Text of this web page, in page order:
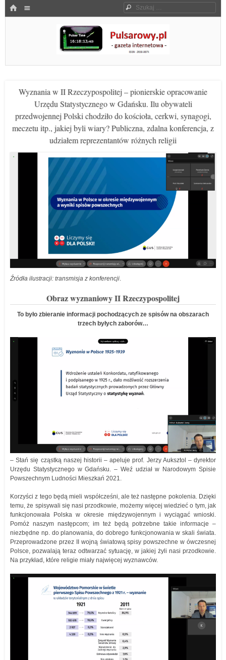
HOME Szukaj
Pulsarowy.pl
Wyznania w II Rzeczypospolitej – pionierskie opracowanie
Urzędu Statystycznego w Gdańsku. Ilu obywateli
przedwojennej Polski chodziło do kościoła, cerkwi, synagogi,
meczetu itp., jakiej byli wiary? Publiczna, zdalna konferencja, z
udziałem reprezentantów różnych religii
Źródła ilustracji: transmisja z konferencji.
Obraz wyznaniowy II Rzeczypospolitej
To było zbieranie informacji pochodzących ze spisów na obszarach
trzech byłych zaborów…
– Stań się cząstką naszej historii – apeluje prof. Jerzy Auksztol – dyrektor
Urzędu Statystycznego w Gdańsku. – Weź udział w Narodowym Spisie
Powszechnym Ludności Mieszkań 2021.
Korzyści z tego będą mieli współcześni, ale też następne pokolenia. Dzięki
temu, że spisywali się nasi przodkowie, możemy więcej wiedzieć o tym, jak
funkcjonowała Polska w okresie międzywojennym i wyciągać wnioski.
Pomóż naszym następcom; im też będą potrzebne takie informacje –
niezbędne np. do planowania, do dobrego funkcjonowania w skali świata.
Przeprowadzone przez II wojną światową spisy powszechne w ówczesnej
Polsce, pozwalają teraz odtwarzać sytuację, w jakiej żyli nasi przodkowie.
Na przykład, które religie miały najwięcej wyznawców.